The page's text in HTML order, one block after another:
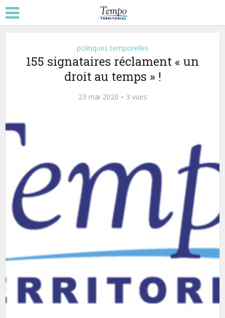
politiques temporelles
155 signataires réclament « un
droit au temps » !
23 mai 2020 3 vues